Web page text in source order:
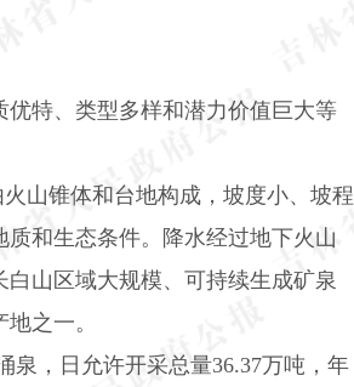
优特、类型多样和潜力价值巨大等
山锥体和台地构成，坡度小、坡程
和生态条件。降水经过地下火山
山区域大规模、可持续生成矿泉
之一。
泉，日允许开采总量36.37万吨，年